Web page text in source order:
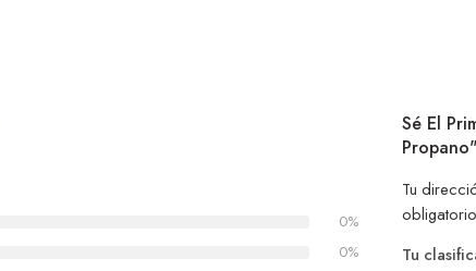
0%
0%
Sé El
Propano"
Tu
Tu